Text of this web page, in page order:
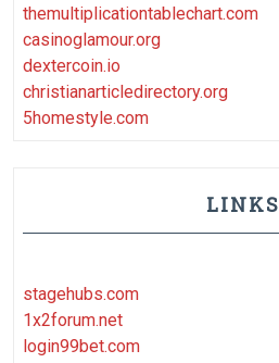
themultiplicationtablechart.com
casinoglamour.org
dextercoin.io
christianarticledirectory.org
5homestyle.com
LINKS
stagehubs.com
1x2forum.net
login99bet.com